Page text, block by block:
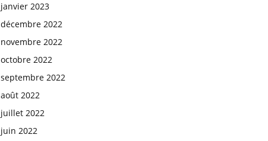
janvier 2023
décembre 2022
novembre 2022
octobre 2022
septembre 2022
août 2022
juillet 2022
juin 2022